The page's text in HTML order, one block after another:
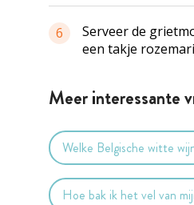
6
Serveer de
een takje
Meer interessante
Welke Belgische witte
Hoe bak ik het vel van